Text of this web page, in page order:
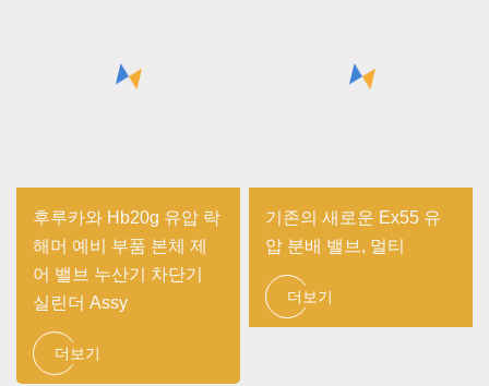
후루카와 Hb20g 유압 락
해머 예비 부품 본체 제
어 밸브 누산기 차단기
실린더 Assy
더보기
기존의 새로운 Ex55 유
압 분배 밸브, 멀티
더보기